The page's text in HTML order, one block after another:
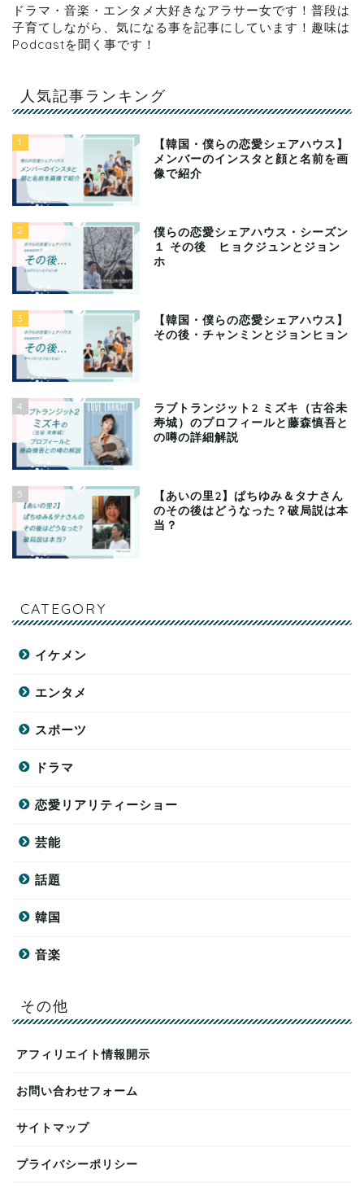
ドラマ・音楽・エンタメ大好きなアラサー女です！普段は
子育てしながら、気になる事を記事にしています！趣味は
Podcastを聞く事です！
人気記事ランキング
1
【韓国・僕らの恋愛シェアハウス】
メンバーのインスタと顔と名前を画
像で紹介
2
僕らの恋愛シェアハウス・シーズン
１ その後 ヒョクジュンとジョン
ホ
3
【韓国・僕らの恋愛シェアハウス】
その後・チャンミンとジョンヒョン
4
ラブトランジット2 ミズキ（古谷未
寿城）のプロフィールと藤森慎吾と
の噂の詳細解説
5
【あいの里2】ぱちゆみ＆タナさん
のその後はどうなった？破局説は本
当？
CATEGORY
イケメン
エンタメ
スポーツ
ドラマ
恋愛リアリティーショー
芸能
話題
韓国
音楽
その他
アフィリエイト情報開示
お問い合わせフォーム
サイトマップ
プライバシーポリシー